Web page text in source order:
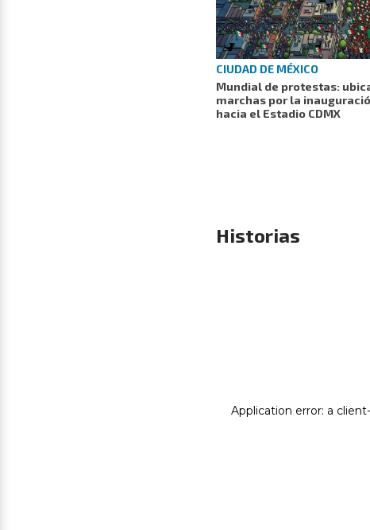
CIUDAD DE MÉXICO
Mundial de protestas:
marchas por la
hacia el Estadio CDMX
Historias